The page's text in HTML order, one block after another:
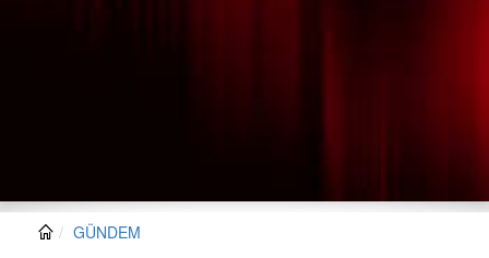
GÜNDEM